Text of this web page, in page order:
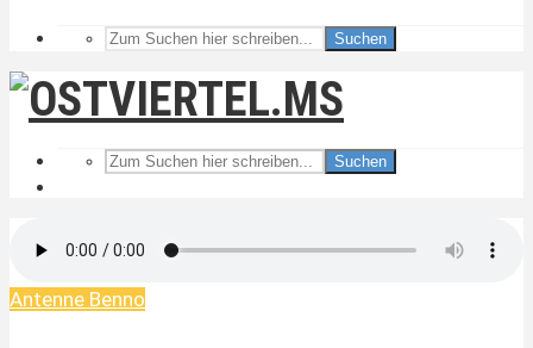
Suchen
Suchen
Antenne Benno